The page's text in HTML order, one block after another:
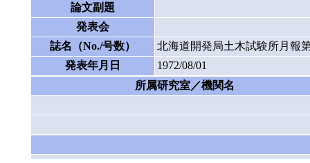
論文副題
発表会
誌名（No./号数）
北海道開発局土木試験所月報
発表年月日
1972/08/01
所属研究室／機関名